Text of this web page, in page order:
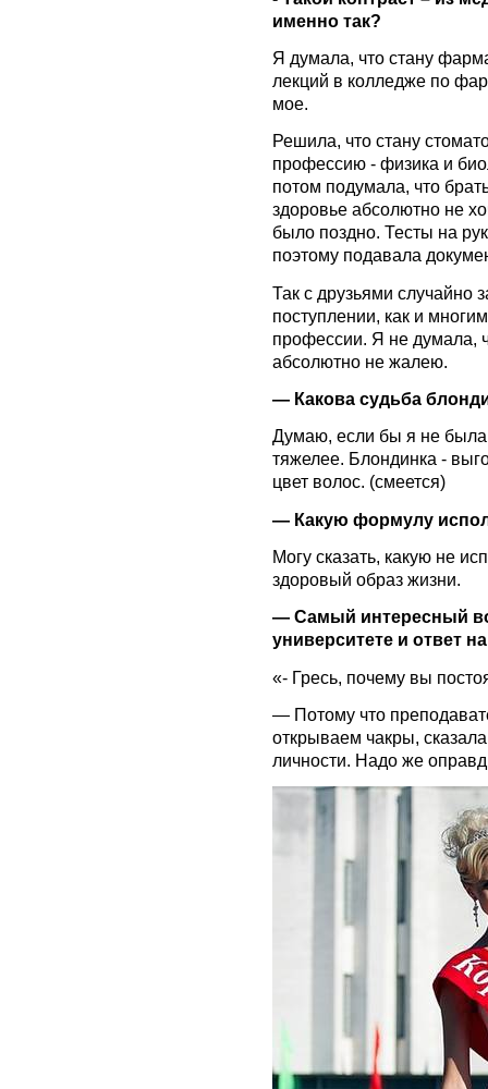
именно так?
Я думала, что стану
лекций в колледже по
мое.
Решила, что стану
профессию - физика и
потом подумала, что
здоровье абсолютно не
было поздно. Тесты на
поэтому подавала
Так с друзьями
поступлении, как и
профессии. Я не думала,
абсолютно не жалею.
— Какова судьба
Думаю, если бы я не
тяжелее. Блондинка -
цвет волос. (смеется)
— Какую формулу
Могу сказать, какую не
здоровый образ жизни.
— Самый интересный
университете и ответ
«- Гресь, почему вы
— Потому что
открываем чакры,
личности. Надо же